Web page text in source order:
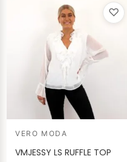
♡
VERO MODA
VMJESSY LS RUFFLE TOP